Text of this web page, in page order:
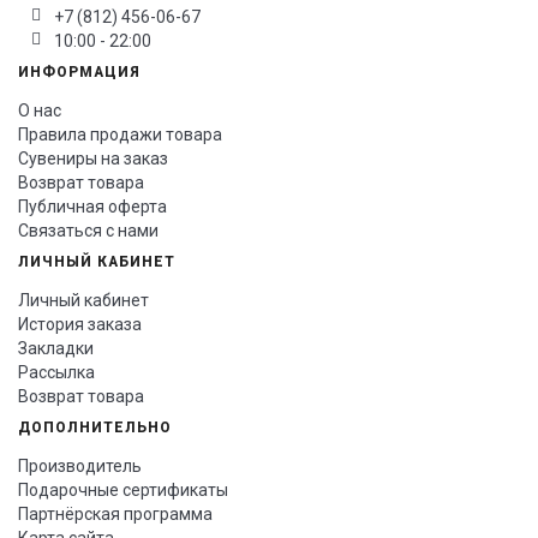
+7 (812) 456-06-67
10:00 - 22:00
ИНФОРМАЦИЯ
О нас
Правила продажи товара
Сувениры на заказ
Возврат товара
Публичная оферта
Связаться с нами
ЛИЧНЫЙ КАБИНЕТ
Личный кабинет
История заказа
Закладки
Рассылка
Возврат товара
ДОПОЛНИТЕЛЬНО
Производитель
Подарочные сертификаты
Партнёрская программа